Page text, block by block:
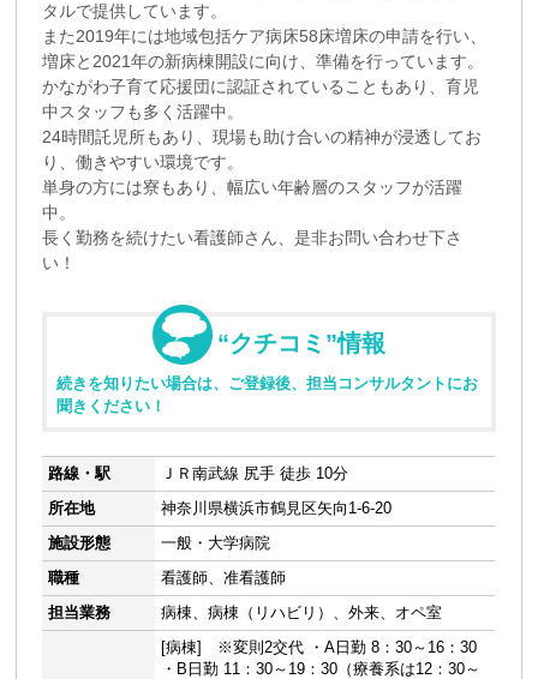
タルで提供しています。
また2019年には地域包括ケア病床58床増床の申請を行い、
増床と2021年の新病棟開設に向け、準備を行っています。
かながわ子育て応援団に認証されていることもあり、育児
中スタッフも多く活躍中。
24時間託児所もあり、現場も助け合いの精神が浸透してお
り、働きやすい環境です。
単身の方には寮もあり、幅広い年齢層のスタッフが活躍
中。
長く勤務を続けたい看護師さん、是非お問い合わせ下さ
い！
“クチコミ”情報
続きを知りたい場合は、ご登録後、担当コンサルタントにお
聞きください！
路線・駅
ＪＲ南武線 尻手 徒歩 10分
所在地
神奈川県横浜市鶴見区矢向1-6-20
施設形態
一般・大学病院
職種
看護師、准看護師
担当業務
病棟、病棟（リハビリ）、外来、オペ室
[病棟] ※変則2交代 ・A日勤 8：30～16：30
・B日勤 11：30～19：30（療養系は12：30～